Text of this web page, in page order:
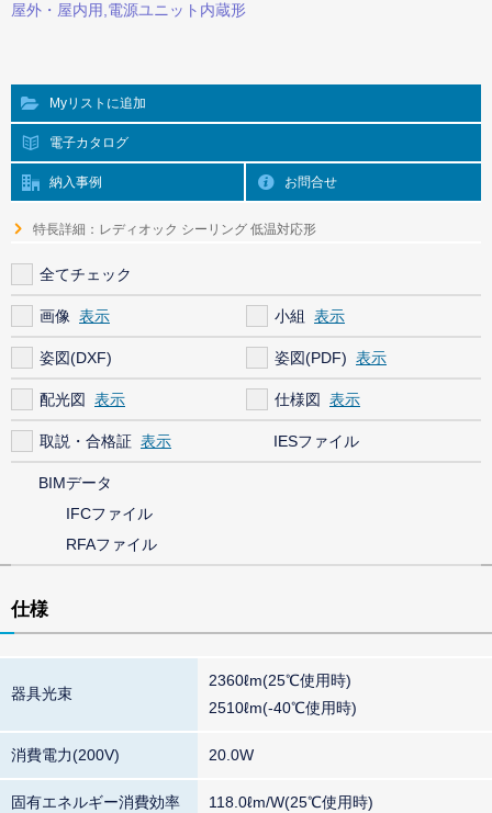
屋外・屋内用,電源ユニット内蔵形
Myリストに追加
電子カタログ
納入事例 お問合せ
特長詳細：レディオック シーリング 低温対応形
全てチェック
画像 小組
姿図(DXF) 姿図(PDF)
配光図 仕様図
取説・合格証 IESファイル
BIMデータ
IFCファイル
RFAファイル
仕様
器具光束
2360ℓm(25℃使用時)
2510ℓm(-40℃使用時)
消費電力(200V) 20.0W
固有エネルギー消費効率
118.0ℓm/W(25℃使用時)